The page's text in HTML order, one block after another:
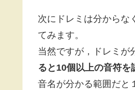
次にドレミは分からな
てみます。
当然ですが，ドレミが
ると10個以上の音符を
音名が分かる範囲だと